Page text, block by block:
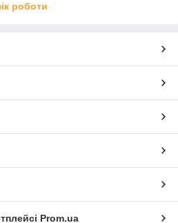
роботи
Prom.ua